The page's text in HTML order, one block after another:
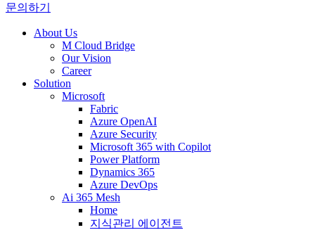
문의하기
About Us
M Cloud Bridge
Our Vision
Career
Solution
Microsoft
Fabric
Azure OpenAI
Azure Security
Microsoft 365 with Copilot
Power Platform
Dynamics 365
Azure DevOps
Ai 365 Mesh
Home
지식관리 에이전트